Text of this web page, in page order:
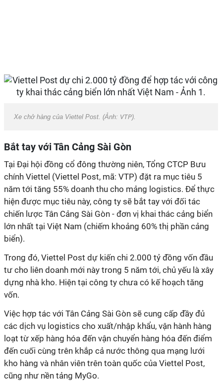
Xe chở hàng của Viettel Post. (Ảnh: VTP).
Bắt tay với Tân Cảng Sài Gòn
Tại Đại hội đồng cổ đông thường niên, Tổng CTCP Bưu
chính Viettel (Viettel Post, mã: VTP) đặt ra mục tiêu 5
năm tới tăng 55% doanh thu cho mảng logistics. Để thực
hiện được mục tiêu này, công ty sẽ bắt tay với đối tác
chiến lược Tân Cảng Sài Gòn - đơn vị khai thác cảng biển
lớn nhất tại Việt Nam (chiếm khoảng 60% thị phần cảng
biển).
Trong đó, Viettel Post dự kiến chi 2.000 tỷ đồng vốn đầu
tư cho liên doanh mới này trong 5 năm tới, chủ yếu là xây
dựng nhà kho. Hiện tại công ty chưa có kế hoạch tăng
vốn.
Việc hợp tác với Tân Cảng Sài Gòn sẽ cung cấp đầy đủ
các dịch vụ logistics cho xuất/nhập khẩu, vận hành hàng
loạt từ xếp hàng hóa đến vận chuyển hàng hóa đến điểm
đến cuối cùng trên khắp cả nước thông qua mạng lưới
kho hàng và nhân viên trên toàn quốc của Viettel Post,
cũng như nền tảng MyGo.